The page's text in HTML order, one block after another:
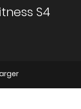
S4